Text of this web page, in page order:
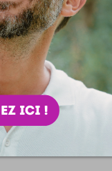
du
Pourriez-
oui comment en